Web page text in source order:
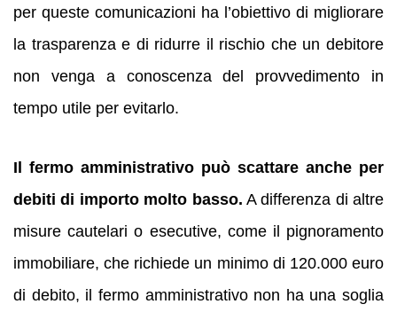
per queste comunicazioni ha l’obiettivo di migliorare
la trasparenza e di ridurre il rischio che un debitore
non venga a conoscenza del provvedimento in
tempo utile per evitarlo.
Il fermo amministrativo può scattare anche per
debiti di importo molto basso. A differenza di altre
misure cautelari o esecutive, come il pignoramento
immobiliare, che richiede un minimo di 120.000 euro
di debito, il fermo amministrativo non ha una soglia